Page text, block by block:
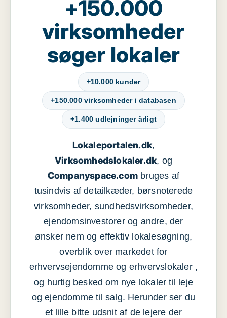
+150.000
virksomheder
søger lokaler
+10.000 kunder
+150.000 virksomheder i databasen
+1.400 udlejninger årligt
Lokaleportalen.dk,
Virksomhedslokaler.dk, og
Companyspace.com bruges af
tusindvis af detailkæder, børsnoterede
virksomheder, sundhedsvirksomheder,
ejendomsinvestorer og andre, der
ønsker nem og effektiv lokalesøgning,
overblik over markedet for
erhvervsejendomme og erhvervslokaler ,
og hurtig besked om nye lokaler til leje
og ejendomme til salg. Herunder ser du
et lille bitte udsnit af de lejere der